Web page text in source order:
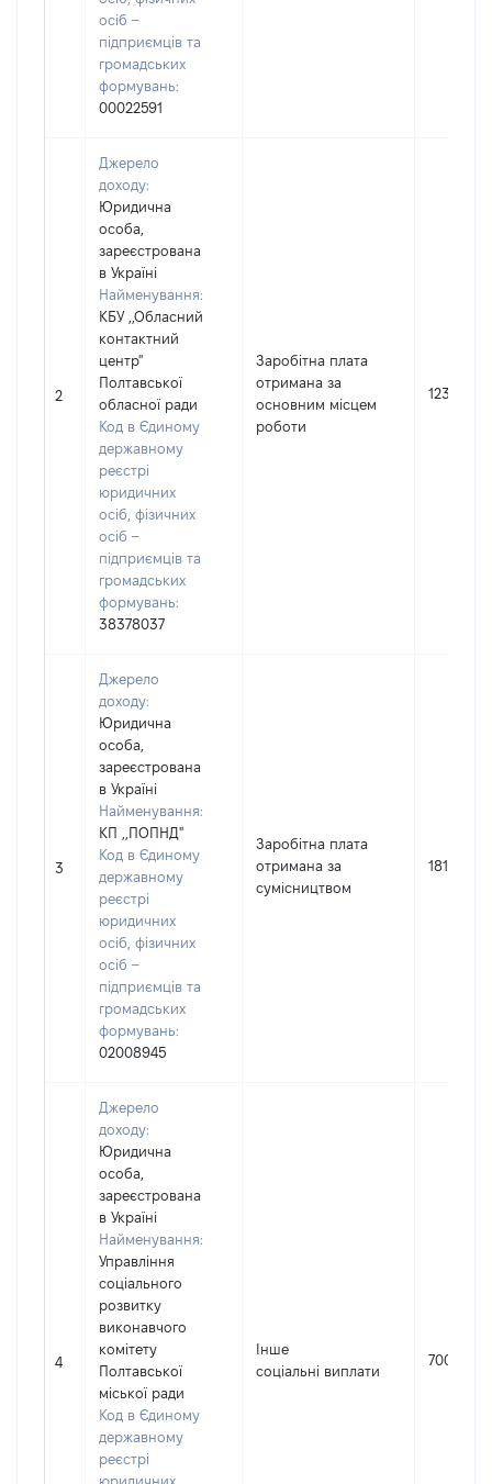
осіб –
підприємців та
громадських
формувань:
00022591
2
Джерело
доходу:
Юридична
особа,
зареєстрована
в Україні
Найменування:
КБУ ,,Обласний
контактний
центр"
Полтавської
обласної ради
Код в Єдиному
державному
реєстрі
юридичних
осіб, фізичних
осіб –
підприємців та
громадських
формувань:
38378037
Заробітна плата
отримана за
основним місцем
роботи
123796
3
Джерело
доходу:
Юридична
особа,
зареєстрована
в Україні
Найменування:
КП ,,ПОПНД"
Код в Єдиному
державному
реєстрі
юридичних
осіб, фізичних
осіб –
підприємців та
громадських
формувань:
02008945
Заробітна плата
отримана за
сумісництвом
18102
4
Джерело
доходу:
Юридична
особа,
зареєстрована
в Україні
Найменування:
Управління
соціального
розвитку
виконавчого
комітету
Полтавської
міської ради
Код в Єдиному
державному
реєстрі
юридичних
Інше
соціальні виплати
700